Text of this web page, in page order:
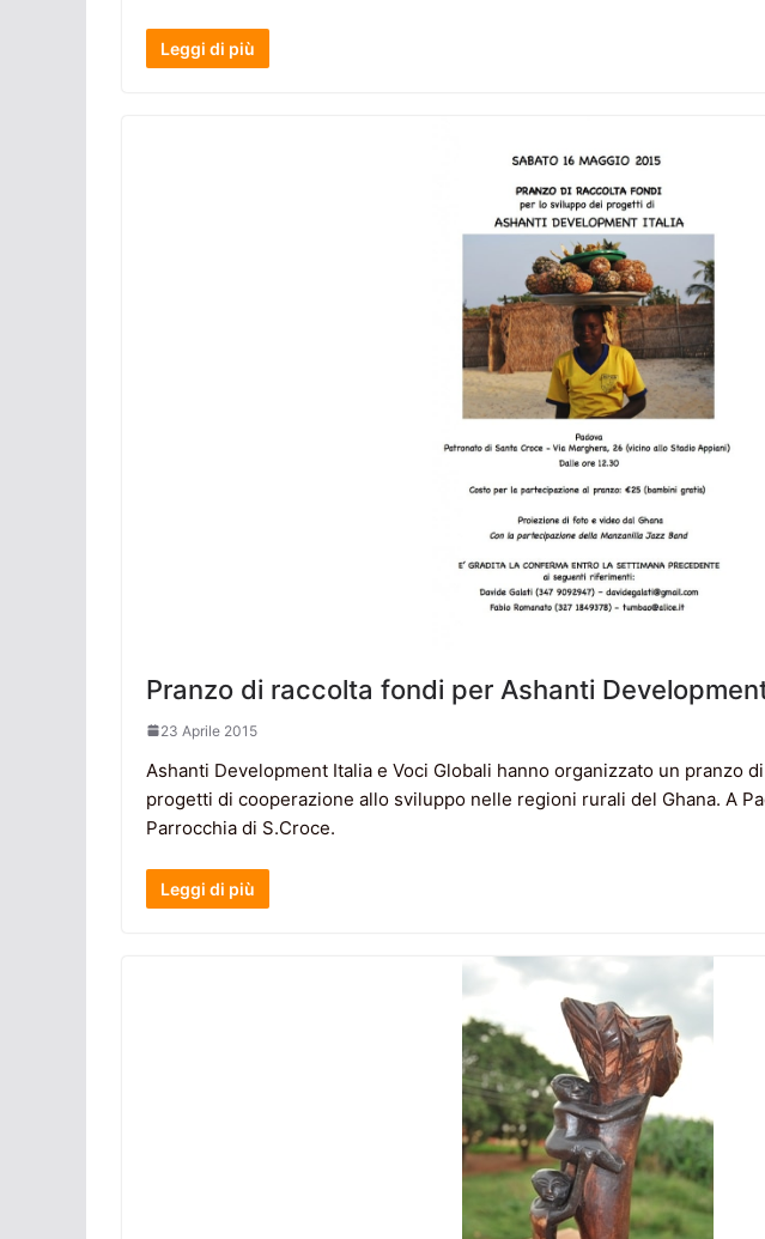
Leggi di più
Pranzo di raccolta fondi per Ashanti
23 Aprile 2015
Ashanti Development Italia e Voci Globali hanno organizzato un pranzo
progetti di cooperazione allo sviluppo nelle regioni rurali del Ghana. A
Parrocchia di S.Croce.
Leggi di più